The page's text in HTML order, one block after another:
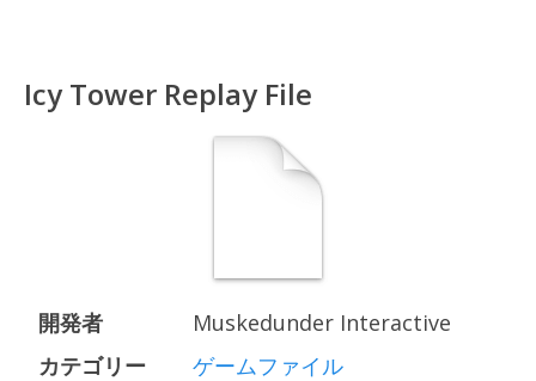
Icy Tower Replay File
開発者
Muskedunder Interactive
カテゴリー
ゲームファイル